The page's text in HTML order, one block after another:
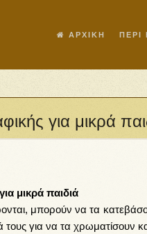
ΑΡΧΙΚΗ ΠΕΡΙ
για μικρά
μικρά παιδιά
μπορούν να τα
τους για να τα χρωματίσουν